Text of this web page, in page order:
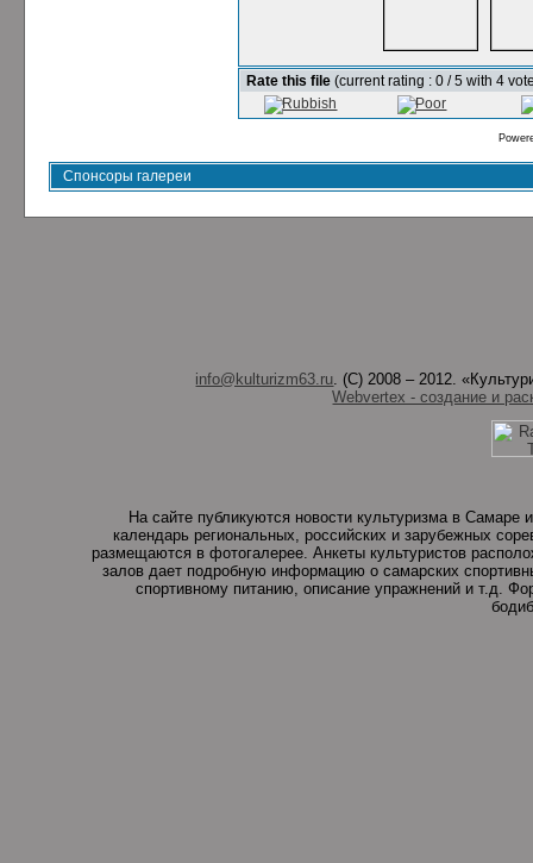
Rate this file (current rating : 0 / 5 with 4
Спонсоры галереи
info@kulturizm63.ru. (C) 2008 – 2012.
Webvertex - создание и
На сайте публикуются новости культуризма в
календарь региональных, российских и зарубежных
размещаются в фотогалерее. Анкеты культуристов
залов дает подробную информацию о самарских
спортивному питанию, описание упражнений и т.д.